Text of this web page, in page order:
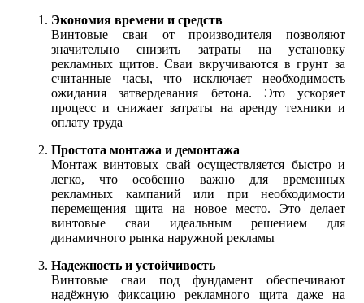
Экономия времени и средств
Винтовые сваи от производителя позволяют
значительно снизить затраты на установку
рекламных щитов. Сваи вкручиваются в грунт за
считанные часы, что исключает необходимость
ожидания затвердевания бетона. Это ускоряет
процесс и снижает затраты на аренду техники и
оплату труда
Простота монтажа и демонтажа
Монтаж винтовых свай осуществляется быстро и
легко, что особенно важно для временных
рекламных кампаний или при необходимости
перемещения щита на новое место. Это делает
винтовые сваи идеальным решением для
динамичного рынка наружной рекламы
Надежность и устойчивость
Винтовые сваи под фундамент обеспечивают
надёжную фиксацию рекламного щита даже на